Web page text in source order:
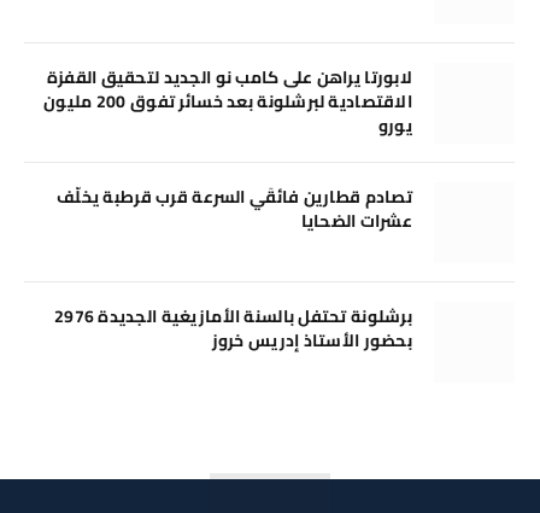
لابورتا يراهن على كامب نو الجديد لتحقيق القفزة
الاقتصادية لبرشلونة بعد خسائر تفوق 200 مليون
يورو
تصادم قطارين فائقَي السرعة قرب قرطبة يخلّف
عشرات الضحايا
برشلونة تحتفل بالسنة الأمازيغية الجديدة 2976
بحضور الأستاذ إدريس خروز